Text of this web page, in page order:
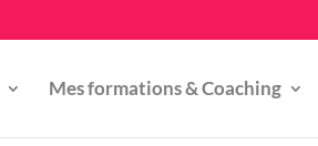
Mes formations & Coaching